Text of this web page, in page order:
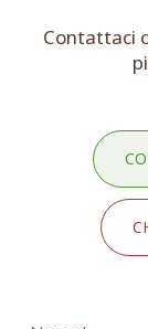
Contattaci